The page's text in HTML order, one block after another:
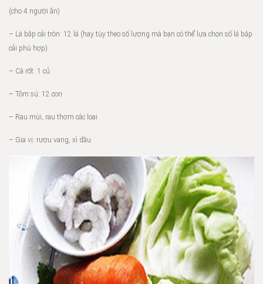
(cho 4 người ăn)
– Lá bắp cải tròn: 12 lá (hay tùy theo số lượng mà bạn có thể lựa chọn số lá bắp
cải phù hợp)
– Cà rốt: 1 củ
– Tôm sú: 12 con
– Rau mùi, rau thơm các loại
– Gia vị: rượu vang, xì dầu